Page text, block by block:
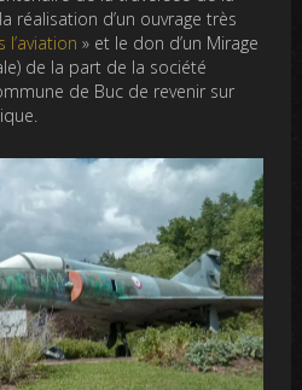
réalisation d’un ouvrage très
l’aviation » et le don d’un Mirage
de la part de la société
de Buc de revenir sur